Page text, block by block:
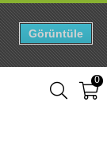
0
Görüntüle